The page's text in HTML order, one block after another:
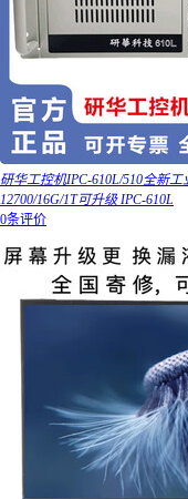
研华工控机IPC-610L/510全新
12700/16G/1T可升级 IPC-610L
0条评价